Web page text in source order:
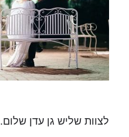
לצוות שליש גן עדן שלום.